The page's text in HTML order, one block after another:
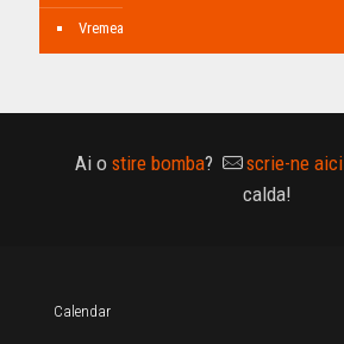
Vremea
Ai o stire bomba? scrie-ne aici
calda!
Calendar